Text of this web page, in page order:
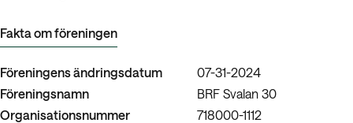
Fakta om föreningen
Föreningens ändringsdatum
07-31-2024
Föreningsnamn
BRF Svalan 30
Organisationsnummer
718000-1112